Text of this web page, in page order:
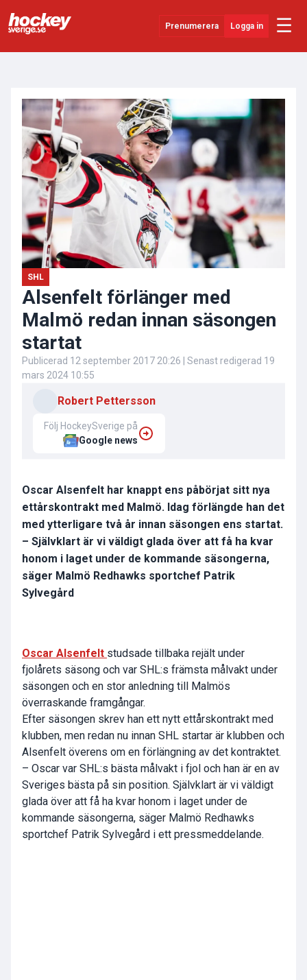
Prenumerera Logga in ☰
SHL
Evenemang
Övrigt
SHL
Alsenfelt förlänger med
Malmö redan innan säsongen
startat
Publicerad 12 september 2017 20:26 | Senast redigerad 19
mars 2024 10:55
Robert Pettersson
Följ HockeySverige på
Google news
Oscar Alsenfelt har knappt ens påbörjat sitt nya
ettårskontrakt med Malmö. Idag förlängde han det
med ytterligare två år innan säsongen ens startat.
– Självklart är vi väldigt glada över att få ha kvar
honom i laget under de kommande säsongerna,
säger Malmö Redhawks sportchef Patrik
Sylvegård
Oscar Alsenfelt studsade tillbaka rejält under
fjolårets säsong och var SHL:s främsta målvakt under
säsongen och en stor anledning till Malmös
överraskande framgångar.
Efter säsongen skrev han ett nytt ettårskontrakt med
klubben, men redan nu innan SHL startar är klubben och
Alsenfelt överens om en förlängning av det kontraktet.
– Oscar var SHL:s bästa målvakt i fjol och han är en av
Sveriges bästa på sin position. Självklart är vi väldigt
glada över att få ha kvar honom i laget under de
kommande säsongerna, säger Malmö Redhawks
sportchef Patrik Sylvegård i ett pressmeddelande.